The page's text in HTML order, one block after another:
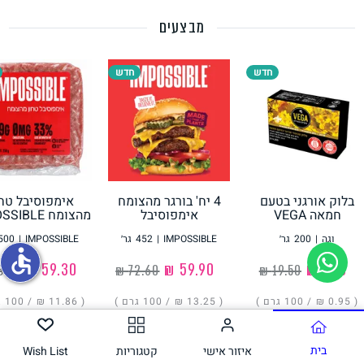
גבינות טבעוניות
מבצעים
חדש
בלוק אורגני בטעם
חמאה VEGA
200 גר׳ | וגה
‏19.50 ₪ ‏1.90 ₪
( ‏0.95 ₪ / 100 גרם )
חדש
4 יח' בורגר מהצומח
אימפוסיבל
452 גר׳ | IMPOSSIBLE
‏72.60 ₪
( ‏13.25 ₪ / 100 גרם )
אימפוסיבל
מהצומח IMPOSSIBLE
| IMPOSSIBLE
‏68.00 ₪
( ‏11.86 ₪ / 100 גרם
הוסיפו בית איזור אישי קטגוריות Wish List
accessible